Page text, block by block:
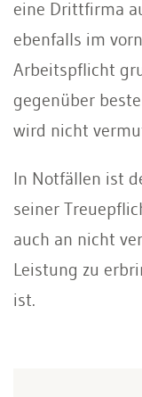
eine Drittfirma
ebenfalls im
Arbeitspflicht
gegenüber
wird nicht
In Notfällen ist
seiner
auch an nicht
Leistung zu
ist.